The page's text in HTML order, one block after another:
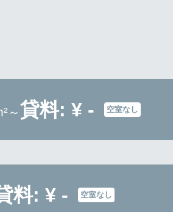
～貸料: ¥ - 空室なし
料: ¥ - 空室なし